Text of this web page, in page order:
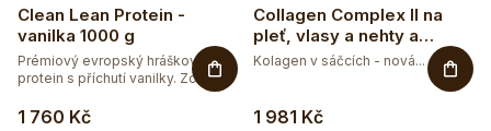
Clean Lean Protein -
vanilka 1000 g
1 760 Kč
Prémiový evropský hráškový
protein s příchutí vanilky. Zcela...
Collagen Complex II na
pleť, vlasy a nehty a
vitalitu s příchutí mango-
1 981 Kč
Kolagen v sáčcích - nová...